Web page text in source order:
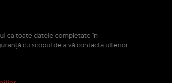
ca toate datele completate în
cu scopul de a vă contacta ulterior.